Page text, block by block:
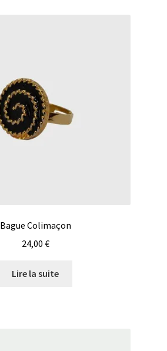
Bague Colimaçon
24,00 €
Lire la suite